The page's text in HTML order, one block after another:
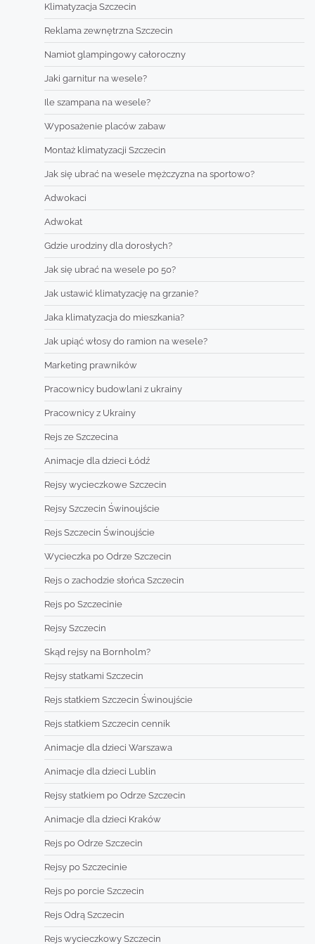
Klimatyzacja Szczecin
Reklama zewnętrzna Szczecin
Namiot glampingowy całoroczny
Jaki garnitur na wesele?
Ile szampana na wesele?
Wyposażenie placów zabaw
Montaż klimatyzacji Szczecin
Jak się ubrać na wesele mężczyzna na sportowo?
Adwokaci
Adwokat
Gdzie urodziny dla dorosłych?
Jak się ubrać na wesele po 50?
Jak ustawić klimatyzację na grzanie?
Jaka klimatyzacja do mieszkania?
Jak upiąć włosy do ramion na wesele?
Marketing prawników
Pracownicy budowlani z ukrainy
Pracownicy z Ukrainy
Rejs ze Szczecina
Animacje dla dzieci Łódź
Rejsy wycieczkowe Szczecin
Rejsy Szczecin Świnoujście
Rejs Szczecin Świnoujście
Wycieczka po Odrze Szczecin
Rejs o zachodzie słońca Szczecin
Rejs po Szczecinie
Rejsy Szczecin
Skąd rejsy na Bornholm?
Rejsy statkami Szczecin
Rejs statkiem Szczecin Świnoujście
Rejs statkiem Szczecin cennik
Animacje dla dzieci Warszawa
Animacje dla dzieci Lublin
Rejsy statkiem po Odrze Szczecin
Animacje dla dzieci Kraków
Rejs po Odrze Szczecin
Rejsy po Szczecinie
Rejs po porcie Szczecin
Rejs Odrą Szczecin
Rejs wycieczkowy Szczecin